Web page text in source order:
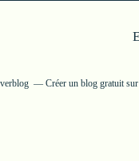
Créer un blog gratuit